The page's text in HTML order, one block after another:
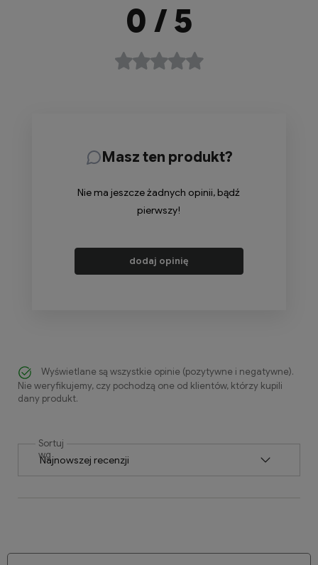
0 / 5
Masz ten produkt?
Nie ma jeszcze żadnych opinii, bądź
pierwszy!
dodaj opinię
Wyświetlane są wszystkie opinie (pozytywne i negatywne).
Nie weryfikujemy, czy pochodzą one od klientów, którzy kupili
dany produkt.
Sortuj
wg